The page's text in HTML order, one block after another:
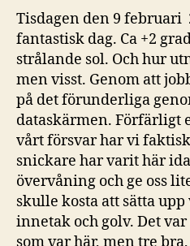
Tisdagen den 9 februari
fantastisk dag. Ca +2
strålande sol. Och hur
men visst. Genom att
på det förunderliga
dataskärmen. Förfärligt
vårt försvar har vi
snickare har varit här
övervåning och ge oss
skulle kosta att sätta
innetak och golv. Det
som var här, men tre